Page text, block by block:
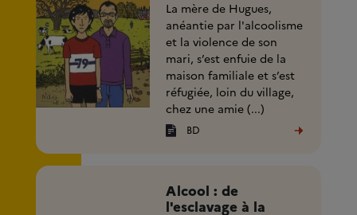
La mère de Hugues,
anéantie par l'alcoolisme
et la violence de son
mari, s’est enfuie de la
maison familiale et s’est
réfugiée, loin du village,
chez une amie (...)
BD
Alcool : de
l'esclavage à la